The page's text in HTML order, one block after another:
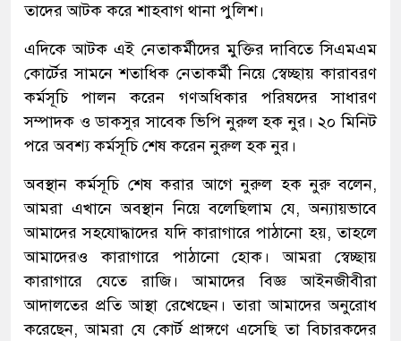
তাদের আটক করে শাহবাগ থানা পুলিশ।
এদিকে আটক এই নেতাকর্মীদের মুক্তির দাবিতে সিএমএম
কোর্টের সামনে শতাধিক নেতাকর্মী নিয়ে স্বেচ্ছায় কারাবরণ
কর্মসূচি পালন করেন গণঅধিকার পরিষদের সাধারণ
সম্পাদক ও ডাকসুর সাবেক ভিপি নুরুল হক নুর। ২০ মিনিট
পরে অবশ্য কর্মসূচি শেষ করেন নুরুল হক নুর।
অবস্থান কর্মসূচি শেষ করার আগে নুরুল হক নুরু বলেন,
আমরা এখানে অবস্থান নিয়ে বলেছিলাম যে, অন্যায়ভাবে
আমাদের সহযোদ্ধাদের যদি কারাগারে পাঠানো হয়, তাহলে
আমাদেরও কারাগারে পাঠানো হোক। আমরা স্বেচ্ছায়
কারাগারে যেতে রাজি। আমাদের বিজ্ঞ আইনজীবীরা
আদালতের প্রতি আস্থা রেখেছেন। তারা আমাদের অনুরোধ
করেছেন, আমরা যে কোর্ট প্রাঙ্গণে এসেছি তা বিচারকদের